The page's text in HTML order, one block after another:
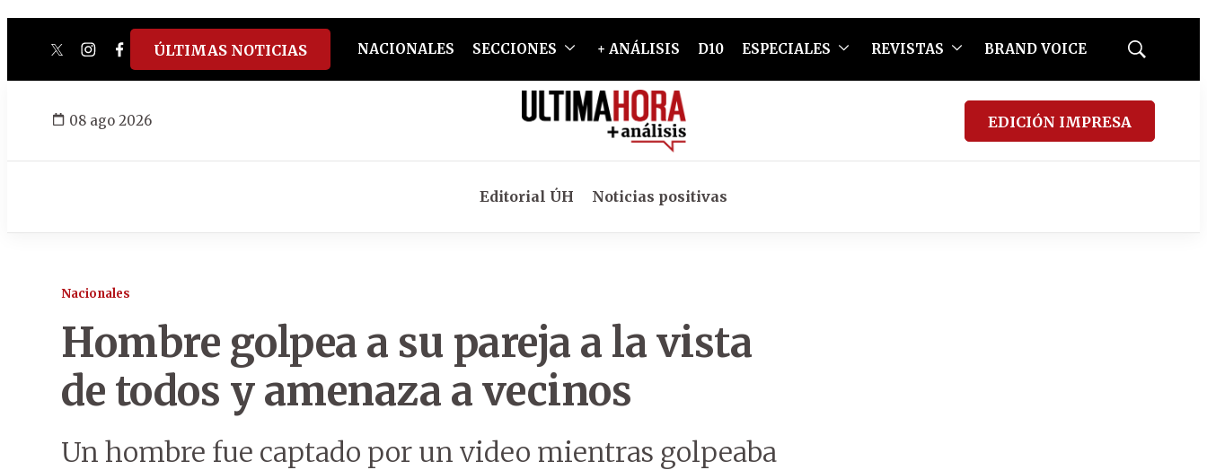
twitterinstagram
facebook
tiktokyoutube
spotify
ÚLTIMAS NOTICIAS NACIONALES SECCIONES + ANÁLISIS D10 ESPECIALES REVISTAS BRAND VOICE
Mostrar
08 ago 2026 EDICIÓN IMPRESA
Editorial ÚH Noticias positivas
Nacionales
Hombre golpea a su pareja a la vista
de todos y amenaza a vecinos
Un hombre fue captado por un video mientras golpeaba